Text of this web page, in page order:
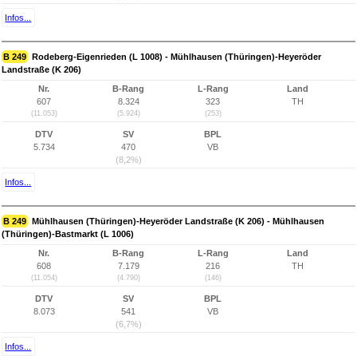
Infos...
B 249 Rodeberg-Eigenrieden (L 1008) - Mühlhausen (Thüringen)-Heyeröder
Landstraße (K 206)
Nr.
607
(11.053)
B-Rang
8.324
(5.924)
L-Rang
323
(253)
Land
TH
DTV
5.734
SV
470
(8,2%)
BPL
VB
Infos...
B 249 Mühlhausen (Thüringen)-Heyeröder Landstraße (K 206) - Mühlhausen
(Thüringen)-Bastmarkt (L 1006)
Nr.
608
(11.054)
B-Rang
7.179
(4.790)
L-Rang
216
(146)
Land
TH
DTV
8.073
SV
541
(6,7%)
BPL
VB
Infos...